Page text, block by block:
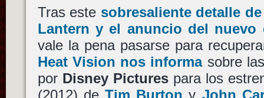
Tras este sobresaliente detalle
Lantern y el anuncio del nuevo
vale la pena pasarse para
Heat Vision nos informasobre
por Disney Picturespara los
(2012) de Tim Burton y John